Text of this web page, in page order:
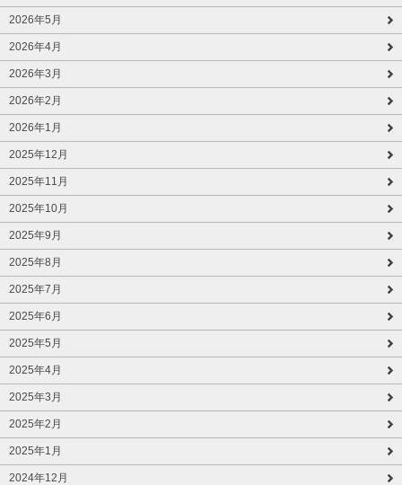
2026年5月
2026年4月
2026年3月
2026年2月
2026年1月
2025年12月
2025年11月
2025年10月
2025年9月
2025年8月
2025年7月
2025年6月
2025年5月
2025年4月
2025年3月
2025年2月
2025年1月
2024年12月